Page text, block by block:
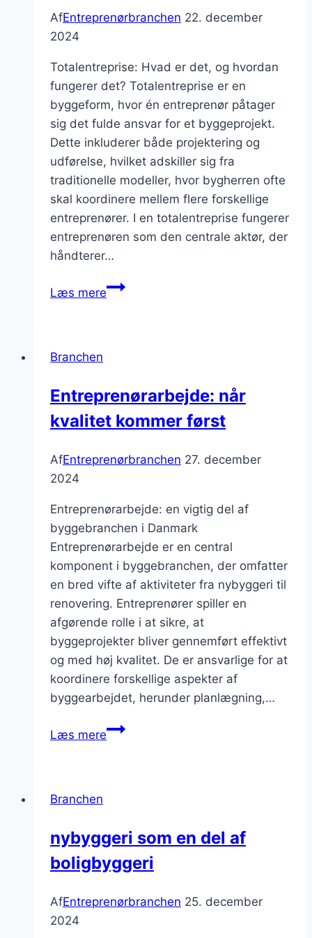
AfEntreprenørbranchen 22. december
2024
Totalentreprise: Hvad er det, og hvordan
fungerer det? Totalentreprise er en
byggeform, hvor én entreprenør påtager
sig det fulde ansvar for et byggeprojekt.
Dette inkluderer både projektering og
udførelse, hvilket adskiller sig fra
traditionelle modeller, hvor bygherren ofte
skal koordinere mellem flere forskellige
entreprenører. I en totalentreprise fungerer
entreprenøren som den centrale aktør, der
håndterer…
Læs mereTotalentreprise:
Branchen
Entreprenørarbejde: når
kvalitet kommer først
AfEntreprenørbranchen 27. december
2024
Entreprenørarbejde: en vigtig del af
byggebranchen i Danmark
Entreprenørarbejde er en central
komponent i byggebranchen, der omfatter
en bred vifte af aktiviteter fra nybyggeri til
renovering. Entreprenører spiller en
afgørende rolle i at sikre, at
byggeprojekter bliver gennemført effektivt
og med høj kvalitet. De er ansvarlige for at
koordinere forskellige aspekter af
byggearbejdet, herunder planlægning,…
Læs mereEntreprenørarbejde:
Branchen
nybyggeri som en del af
boligbyggeri
AfEntreprenørbranchen 25. december
2024